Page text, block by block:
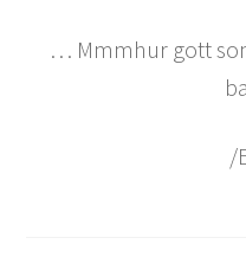
… Mmmhur gott
/